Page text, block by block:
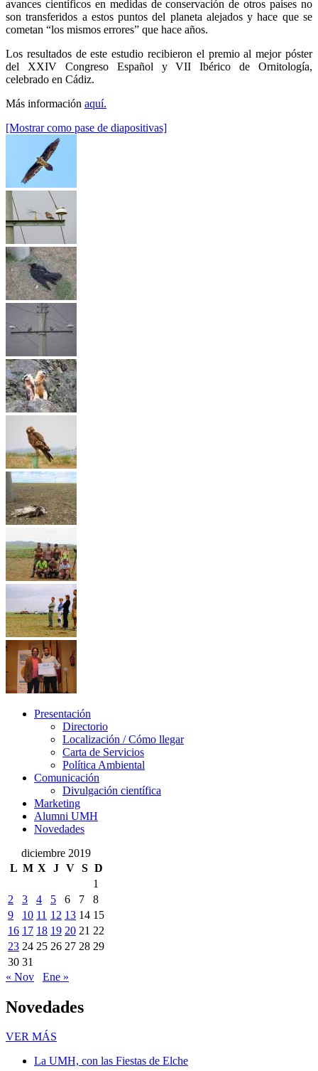
avances científicos en medidas de conservación de otros países no
son transferidos a estos puntos del planeta alejados y hace que se
cometan “los mismos errores” que hace años.
Los resultados de este estudio recibieron el premio al mejor póster
del XXIV Congreso Español y VII Ibérico de Ornitología,
celebrado en Cádiz.
Más información aquí.
[Mostrar como pase de diapositivas]
Presentación
Presentación
Directorio
Localización / Cómo llegar
Carta de Servicios
Política Ambiental
Comunicación
Comunicación
Divulgación científica
Marketing
Alumni UMH
Novedades
diciembre 2019
L M X J V S D
1
2
3 4 5 6 7
8
9
10 11 12 13 14 15
16 17 18 19 20 21 22
23 24 25 26 27 28 29
30 31
« Nov
Ene »
Novedades
VER MÁS
La UMH, con las Fiestas de Elche